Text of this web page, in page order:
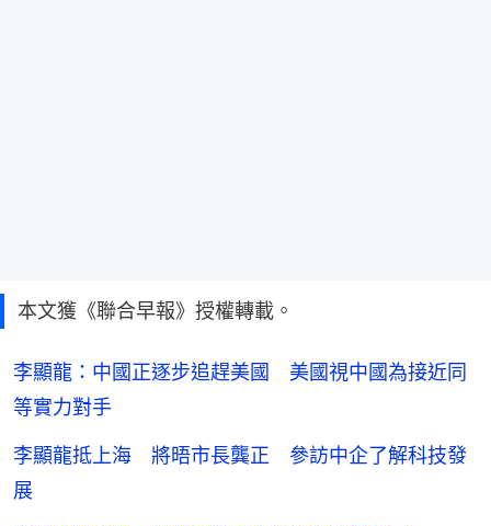
本文獲《聯合早報》授權轉載。
李顯龍：中國正逐步追趕美國 美國視中國為接近同
等實力對手
李顯龍抵上海 將晤市長龔正 參訪中企了解科技發
展